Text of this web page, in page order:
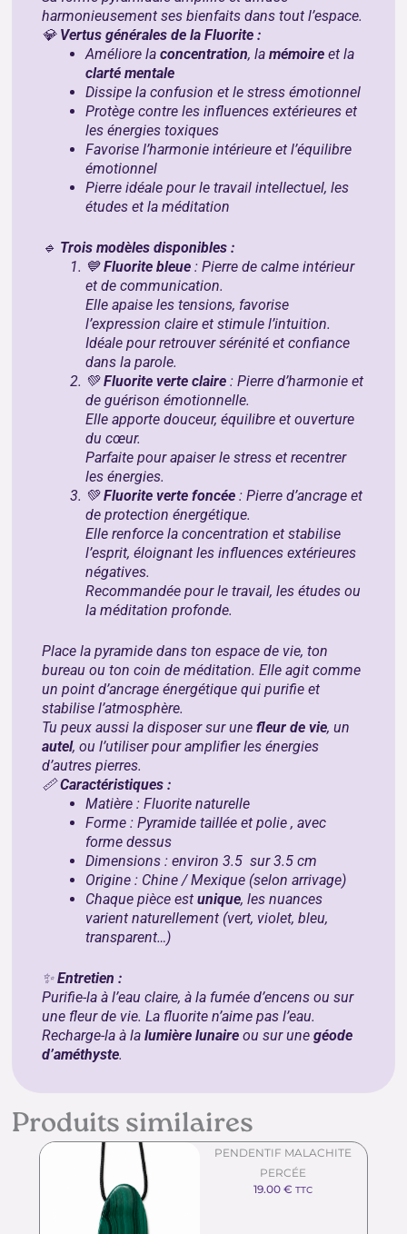
harmonieusement ses bienfaits dans tout l’espace.
💎 Vertus générales de la Fluorite :
Améliore laconcentration, lamémoire et la
clarté mentale
Dissipe la confusion et le stress émotionnel
Protège contre les influences extérieures et
les énergies toxiques
Favorise l’harmonie intérieure et l’équilibre
émotionnel
Pierre idéale pour le travail intellectuel, les
études et la méditation
🔹 Trois modèles disponibles :
💙Fluorite bleue : Pierre de calme intérieur
et de communication.
Elle apaise les tensions, favorise
l’expression claire et stimule l’intuition.
Idéale pour retrouver sérénité et confiance
dans la parole.
💚Fluorite verte claire : Pierre d’harmonie et
de guérison émotionnelle.
Elle apporte douceur, équilibre et ouverture
du cœur.
Parfaite pour apaiser le stress et recentrer
les énergies.
💚Fluorite verte foncée : Pierre d’ancrage et
de protection énergétique.
Elle renforce la concentration et stabilise
l’esprit, éloignant les influences extérieures
négatives.
Recommandée pour le travail, les études ou
la méditation profonde.
Place la pyramide dans ton espace de vie, ton
bureau ou ton coin de méditation. Elle agit comme
un point d’ancrage énergétique qui purifie et
stabilise l’atmosphère.
Tu peux aussi la disposer sur unefleur de vie, un
autel, ou l’utiliser pour amplifier les énergies
d’autres pierres.
📏Caractéristiques :
Matière : Fluorite naturelle
Forme : Pyramide taillée et polie , avec
forme dessus
Dimensions : environ 3.5 sur 3.5 cm
Origine : Chine / Mexique (selon arrivage)
Chaque pièce estunique, les nuances
varient naturellement (vert, violet, bleu,
transparent…)
✨Entretien :
Purifie-la à l’eau claire, à la fumée d’encens ou sur
une fleur de vie. La fluorite n’aime pas l’eau.
Recharge-la à lalumière lunaire ou sur unegéode
d’améthyste.
Produits similaires
PENDENTIF MALACHITE
PERCÉE
19.00€ TTC